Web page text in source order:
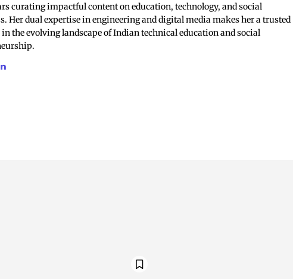
curating impactful content on education, technology, and social
Her dual expertise in engineering and digital media makes her a trusted
the evolving landscape of Indian technical education and social